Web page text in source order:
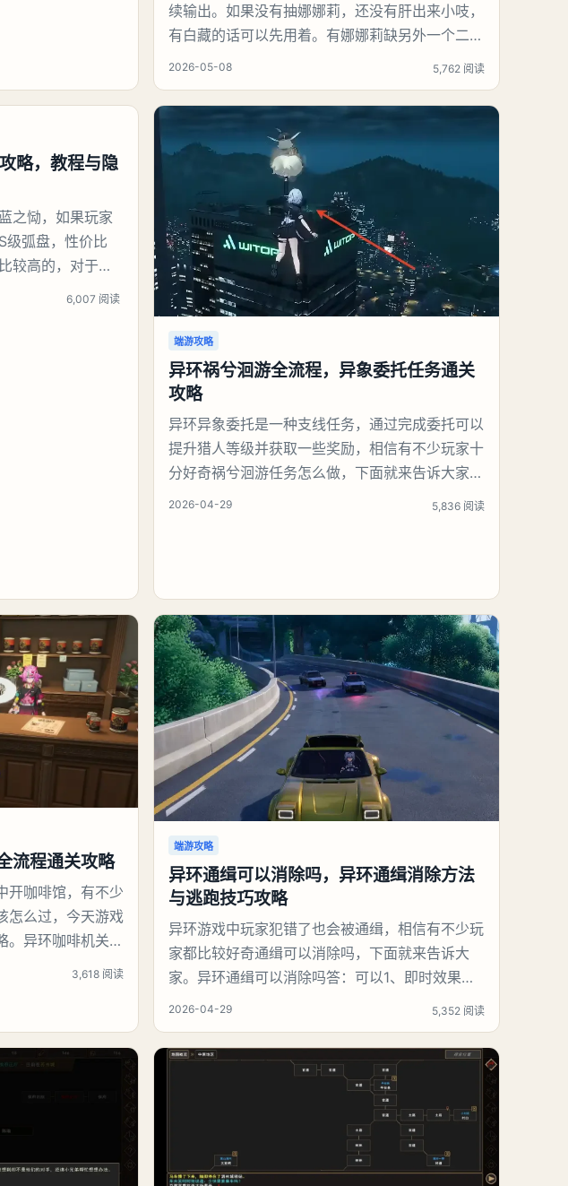
续输出。如果没有抽娜娜莉，还没有肝出来小吱，
有白藏的话可以先用着。有娜娜莉缺另外一个二队
C想打深渊也可以考虑养个白藏。《异环》白藏养
一样，队内造成的咒属性伤害会叠层加攻击力，提
高白藏输出。主属性带咒属性异能伤害增强，或者
前期缺双暴带双暴。副属性也是通用
2026-05-08 5,762 阅读
略，教程与隐
之恸，如果玩家
级弧盘，性价比
较高的，对于那
。今天就为大家
6,007 阅读
端游攻略
异环祸兮洄游全流程，异象委托任务通关
攻略
异环异象委托是一种支线任务，通过完成委托可以
提升猎人等级并获取一些奖励，相信有不少玩家十
分好奇祸兮洄游任务怎么做，下面就来告诉大家。
异环异象委托祸兮洄游任务攻略本次异象委托包含
2026-04-29 5,836 阅读
流程通关攻略
开咖啡馆，有不少
怎么过，今天游戏
。异环咖啡机关枪
级≥4级买下2间店
翻车娜娜莉（3
3,618 阅读
端游攻略
异环通缉可以消除吗，异环通缉消除方法
与逃跑技巧攻略
异环游戏中玩家犯错了也会被通缉，相信有不少玩
家都比较好奇通缉可以消除吗，下面就来告诉大
家。异环通缉可以消除吗答：可以1、即时效果通
缉状态立刻清除，不再被警察追捕。不会被抓、不
场，回到城市正常探索。2、奖励（打赢3星“通行
正义”最丰厚）大量信用点、经验：快速升级、买
装备。S级/稀有武器、改装配件：
2026-04-29 5,352 阅读